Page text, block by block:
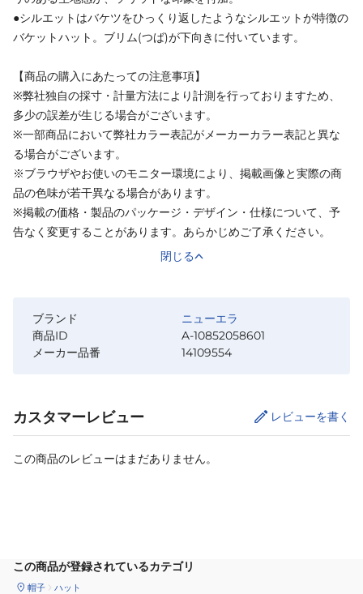
●シルエットはバケツをひっくり返したようなシルエットが特徴の
バケットハット。ブリム(つば)が下向きに付いています。
【商品の購入にあたっての注意事項】
※弊社独自の採寸・計量方法により計測を行っておりますため、
多少の誤差が生じる場合がございます。
※一部商品において弊社カラー表記がメーカーカラー表記と異な
る場合がございます。
※ブラウザやお使いのモニター環境により、掲載画像と実際の商
品の色味が若干異なる場合があります。
※掲載の価格・製品のパッケージ・デザイン・仕様について、予
告なく変更することがあります。あらかじめご了承ください。
閉じる
ブランド
ニューエラ
商品ID
A-10852058601
メーカー品番
14109554
カスタマーレビュー レビューを書く
この商品のレビューはまだありません。
この商品が登録されているカテゴリ
帽子 ハット